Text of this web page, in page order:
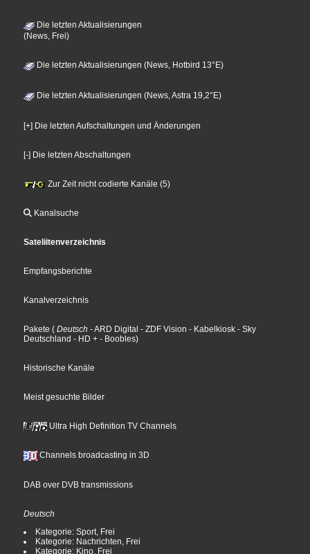
Die letzten Aktualisierungen
(News, Frei)
Die letzten Aktualisierungen (News, Hotbird 13°E)
Die letzten Aktualisierungen (News, Astra 19,2°E)
[+] Die letzten Aufschaltungen und Änderungen
[-] Die letzten Abschaltungen
Zur Zeit nicht codierte Kanäle (5)
Kanalsuche
Sateliitenverzeichnis
Empfangsberichte
Kanalverzeichnis
Pakete ( Deutsch - ARD Digital - ZDF Vision - Kabelkiosk - Sky
Deutschland - HD + - Boobles)
Historische Kanäle
Meist gesuchte Bilder
Ultra High Definition TV Channels
Channels broadcasting in 3D
DAB over DVB transmissions
Deutsch
Kategorie: Sport, Frei
Kategorie: Nachrichten, Frei
Kategorie: Kino, Frei